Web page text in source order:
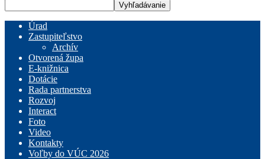
Úrad
Zastupiteľstvo
Archív
Otvorená župa
E-knižnica
Dotácie
Rada partnerstva
Rozvoj
Interact
Foto
Video
Kontakty
Voľby do VÚC 2026